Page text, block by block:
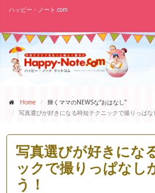
ハッピー・ノート.com
Home
輝くママのNEWSな“おはなし”
写真選びが好きになる時短テクニックで撮りっぱな
写真選びが好きにな
ックで撮りっぱなし
う！